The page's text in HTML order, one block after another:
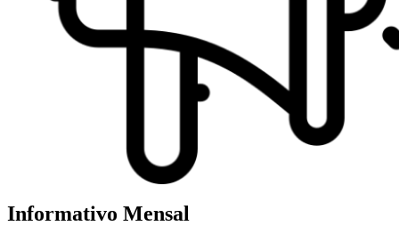
Informativo Mensal